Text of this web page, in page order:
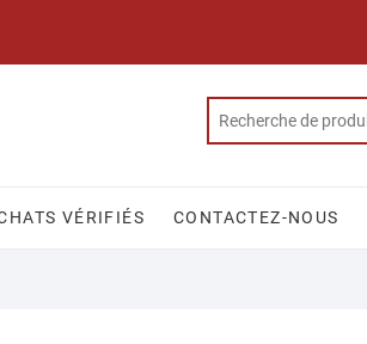
VÉRIFIÉS CONTACTEZ-NOUS